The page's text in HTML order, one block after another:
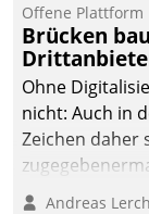
Offene Plattform
Brücken
Ohne
nicht: Auch in
Zeichen daher
Branchen.
Andreas